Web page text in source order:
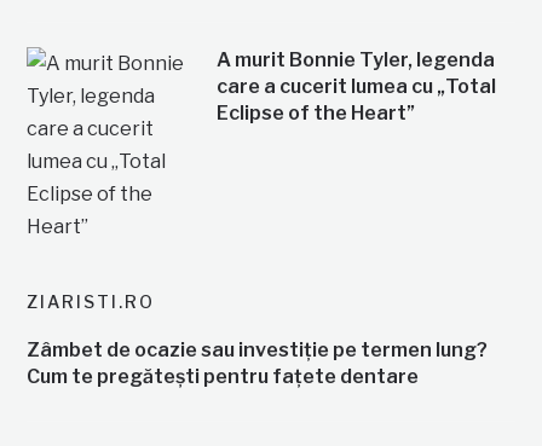
A murit Bonnie Tyler, legenda
care a cucerit lumea cu „Total
Eclipse of the Heart”
ZIARISTI.RO
Zâmbet de ocazie sau investiție pe termen lung?
Cum te pregătești pentru fațete dentare